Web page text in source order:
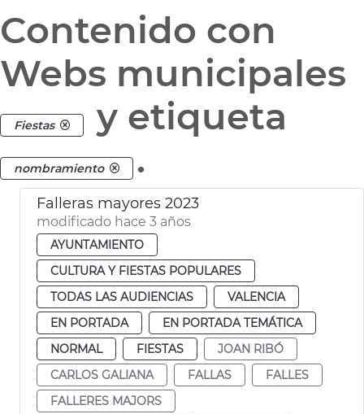
Contenido con
Webs municipales
Fiestas y etiqueta
nombramiento .
Falleras mayores 2023
modificado hace 3 años
AYUNTAMIENTO
CULTURA Y FIESTAS POPULARES
TODAS LAS AUDIENCIAS
VALENCIA
EN PORTADA
EN PORTADA TEMÁTICA
NORMAL
FIESTAS
JOAN RIBÓ
CARLOS GALIANA
FALLAS
FALLES
FALLERES MAJORS